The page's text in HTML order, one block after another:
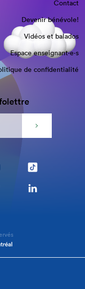
Contact
Devenir bénévole!
Vidéos et balados
Espace enseignant·e⋅s
de confidentialité